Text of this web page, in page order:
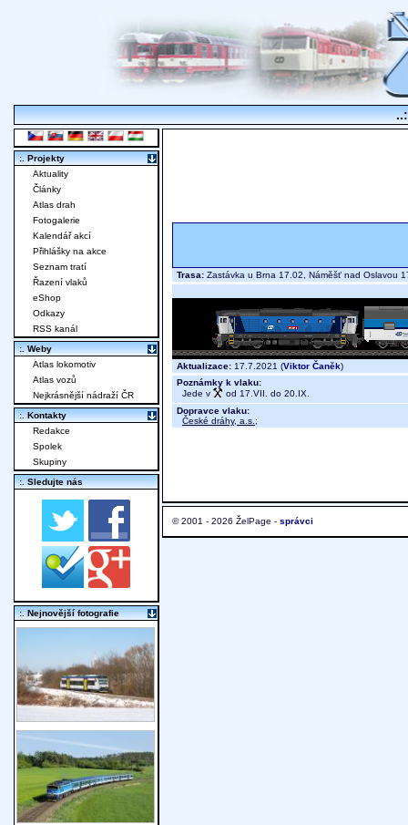
Trasa: Zastávka u Brna 17.02, Náměšť nad Oslavou
Aktualizace: 17.7.2021 (Viktor Čaněk)
Poznámky k vlaku:
Jede v
od 17.VII. do 20.IX.
Dopravce vlaku:
České dráhy, a.s. ;
© 2001 - 2026 ŽelPage - správci
:. Projekty
Aktuality
Články
Atlas drah
Fotogalerie
Kalendář akcí
Přihlášky na akce
Seznam tratí
Řazení vlaků
eShop
Odkazy
RSS kanál
:. Weby
Atlas lokomotiv
Atlas vozů
Nejkrásnější nádraží ČR
:. Kontakty
Redakce
Spolek
Skupiny
:. Sledujte nás
:. Nejnovější fotografie